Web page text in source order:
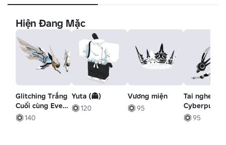
Hiện Đang Mặc
Glitching Trắng
Cuối cùng Eve
Mecha Wings
140
Yuta (👻)
120
Vương miện
95
Tai nghe
Cyberpunk
khoa học
tưởng
95